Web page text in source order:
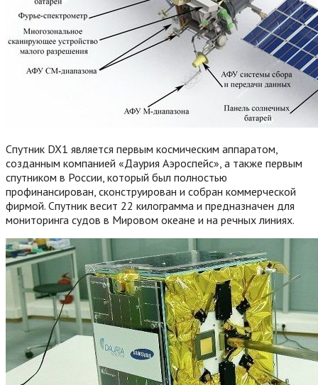
Спутник DX1 является первым космическим аппаратом,
созданным компанией «Даурия Аэроспейс», а также первым
спутником в России, который был полностью
профинансирован, сконструирован и собран коммерческой
фирмой. Спутник весит 22 килограмма и предназначен для
мониторинга судов в Мировом океане и на речных линиях.